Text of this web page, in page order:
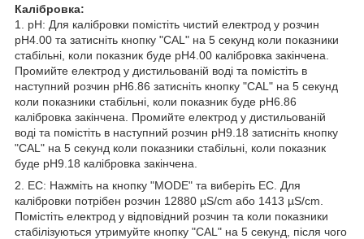
Калібровка:
1. рН: Для калібровки помістіть чистий електрод у розчин
рН4.00 та затисніть кнопку "CAL" на 5 секунд коли показники
стабільні, коли показник буде рН4.00 калібровка закінчена.
Промийте електрод у дистильованій воді та помістіть в
наступний розчин рН6.86 затисніть кнопку "CAL" на 5 секунд
коли показники стабільні, коли показник буде рН6.86
калібровка закінчена. Промийте електрод у дистильованій
воді та помістіть в наступний розчин рН9.18 затисніть кнопку
"CAL" на 5 секунд коли показники стабільні, коли показник
буде рН9.18 калібровка закінчена.
2. ЕС: Нажміть на кнопку "MODE" та виберіть ЕС. Для
калібровки потрібен розчин 12880 µS/cm або 1413 µS/cm.
Помістіть електрод у відповідний розчин та коли показники
стабілізуються утримуйте кнопку "CAL" на 5 секунд, після чого